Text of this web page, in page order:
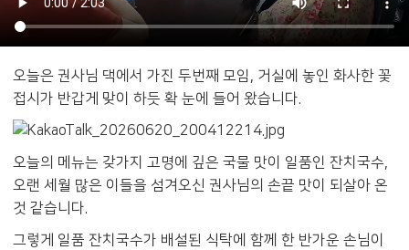
오늘은 권사님 댁에서 가진 두번째 모임, 거실에 놓인 화사한 꽃
접시가 반갑게 맞이 하듯 확 눈에 들어 왔습니다.
오늘의 메뉴는 갖가지 고명에 깊은 국물 맛이 일품인 잔치국수,
오랜 세월 많은 이들을 섬겨오신 권사님의 손끝 맛이 되살아 온
것 같습니다.
그렇게 일품 잔치국수가 배설된 식탁에 함께 한 반가운 손님이